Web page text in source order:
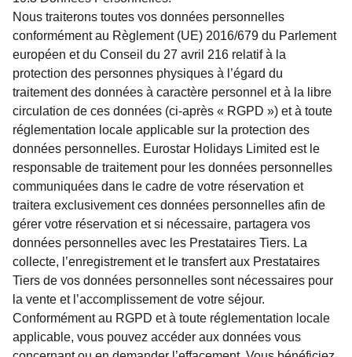
Nous traiterons toutes vos données personnelles
conformément au Règlement (UE) 2016/679 du Parlement
européen et du Conseil du 27 avril 216 relatif à la
protection des personnes physiques à l’égard du
traitement des données à caractère personnel et à la libre
circulation de ces données (ci-après « RGPD ») et à toute
réglementation locale applicable sur la protection des
données personnelles. Eurostar Holidays Limited est le
responsable de traitement pour les données personnelles
communiquées dans le cadre de votre réservation et
traitera exclusivement ces données personnelles afin de
gérer votre réservation et si nécessaire, partagera vos
données personnelles avec les Prestataires Tiers. La
collecte, l’enregistrement et le transfert aux Prestataires
Tiers de vos données personnelles sont nécessaires pour
la vente et l’accomplissement de votre séjour.
Conformément au RGPD et à toute réglementation locale
applicable, vous pouvez accéder aux données vous